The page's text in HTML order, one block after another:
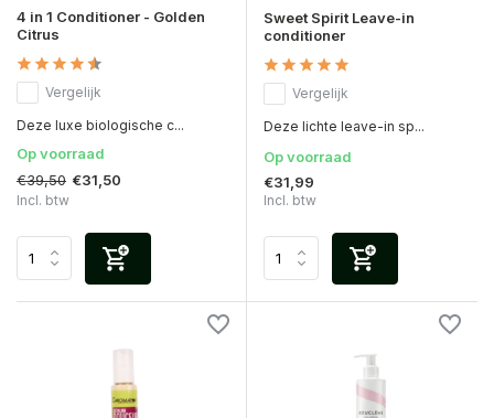
4 in 1 Conditioner - Golden
Citrus
Vergelijk
Deze luxe biologische c...
Op voorraad
€39,50 €31,50
Incl. btw
Sweet Spirit Leave-in
conditioner
Vergelijk
Deze lichte leave-in sp...
Op voorraad
€31,99
Incl. btw